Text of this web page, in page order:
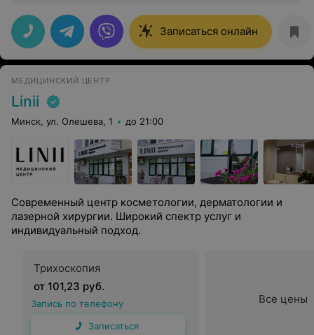
провел обследования, все подробно рассказал,
успокоил - вышла просто в нереальном настроении.
Врач отличный, никаких лишних процедур не
навязывал, рекомендую тем, кто столкнулся с
проблемой выпадения волос, в Минске не так много
отметить высококлассное оборудование, что не менее
важно при постановке диагноза. Сама клиника
приятная, с вежливыми сотрудниками, единственное
не сразу находишь вход, хотелось бы лучшего
уточнения в расположении.
Записаться онлайн
МЕДИЦИНСКИЙ ЦЕНТР
Linii
Минск, ул. Олешева, 1 до 21:00
Современный центр косметологии, дерматологии и
лазерной хирургии. Широкий спектр услуг и
индивидуальный подход.
Трихоскопия
от 101,23 руб.
Запись по телефону
Записаться
Все цены